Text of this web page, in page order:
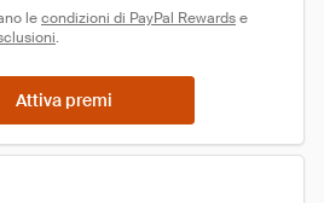
le condizioni di PayPal Rewards e
.
Attiva premi